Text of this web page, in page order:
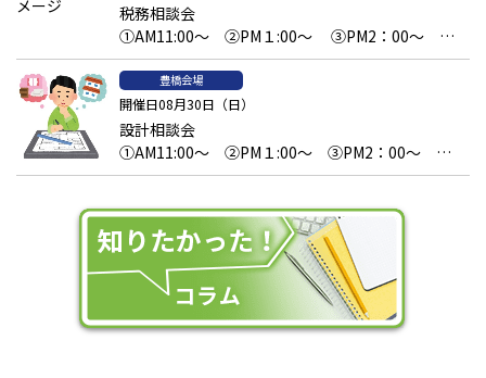
税務相談会
①AM11:00～ ②PM１:00～ ③PM2：00～
④PM3：00～
豊橋会場
開催日08月30日（日）
設計相談会
①AM11:00～ ②PM１:00～ ③PM2：00～
④PM3：00～